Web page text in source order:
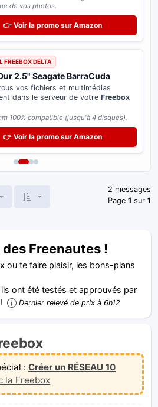
de vos photos.
👉 Voir la promo sur Amazon
FREEBOX DELTA
2.5" Seagate BarraCuda
vos fichiers et multimédias
dans le serveur de votre Freebox
100% compatible (jusqu'à 4 disques).
👉 Voir la promo sur Amazon
2 messages
Page 1 sur 1
des Freenautes !
ou te faire plaisir, les bons-plans
ont été testés et approuvés par
Dernier relevé de prix à 6h12
: Créer un RÉSEAU 10
la Freebox